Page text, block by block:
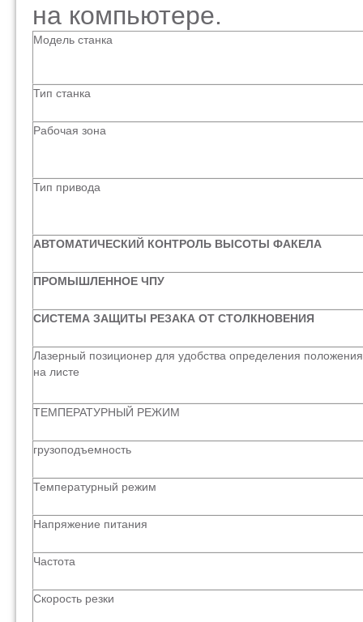
на компьютере.
Модель станка
Тип станка
Рабочая зона
Тип привода
АВТОМАТИЧЕСКИЙ КОНТРОЛЬ ВЫСОТЫ ФАКЕЛА
ПРОМЫШЛЕННОЕ ЧПУ
СИСТЕМА ЗАЩИТЫ РЕЗАКА ОТ СТОЛКНОВЕНИЯ
Лазерный позиционер для удобства определения
на листе
ТЕМПЕРАТУРНЫЙ РЕЖИМ
грузоподъемность
Температурный режим
Напряжение питания
Частота
Скорость резки